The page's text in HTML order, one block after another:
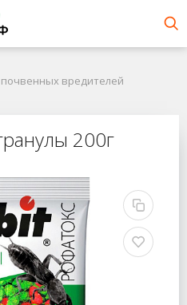
почвенных вредителей
200г